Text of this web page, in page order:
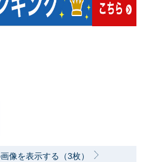
像を表示する（3枚）